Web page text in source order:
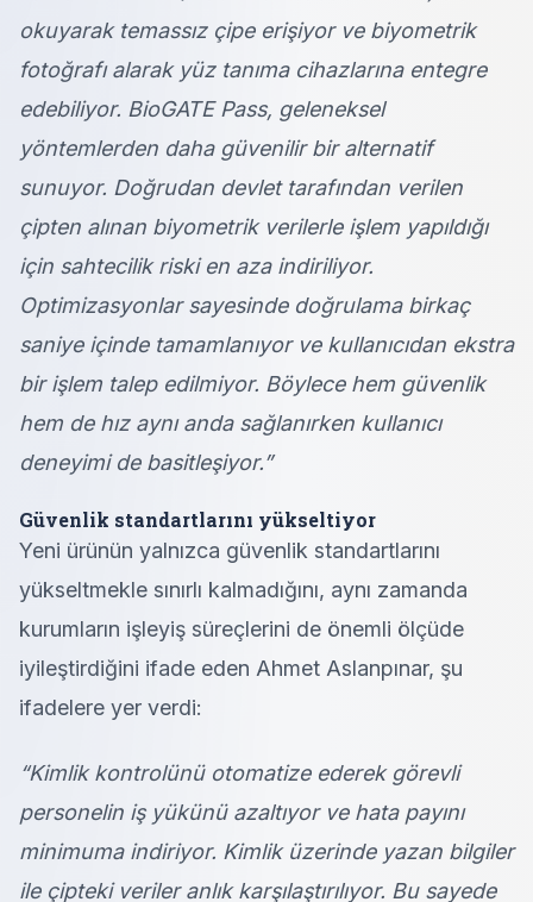
okuyarak temassız çipe erişiyor ve biyometrik
fotoğrafı alarak yüz tanıma cihazlarına entegre
edebiliyor. BioGATE Pass, geleneksel
yöntemlerden daha güvenilir bir alternatif
sunuyor. Doğrudan devlet tarafından verilen
çipten alınan biyometrik verilerle işlem yapıldığı
için sahtecilik riski en aza indiriliyor.
Optimizasyonlar sayesinde doğrulama birkaç
saniye içinde tamamlanıyor ve kullanıcıdan ekstra
bir işlem talep edilmiyor. Böylece hem güvenlik
hem de hız aynı anda sağlanırken kullanıcı
deneyimi de basitleşiyor.”
Güvenlik standartlarını yükseltiyor
Yeni ürünün yalnızca güvenlik standartlarını
yükseltmekle sınırlı kalmadığını, aynı zamanda
kurumların işleyiş süreçlerini de önemli ölçüde
iyileştirdiğini ifade eden Ahmet Aslanpınar, şu
ifadelere yer verdi:
“Kimlik kontrolünü otomatize ederek görevli
personelin iş yükünü azaltıyor ve hata payını
minimuma indiriyor. Kimlik üzerinde yazan bilgiler
ile çipteki veriler anlık karşılaştırılıyor. Bu sayede